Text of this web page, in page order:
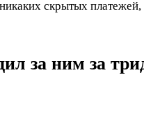
скрытых
за ним за